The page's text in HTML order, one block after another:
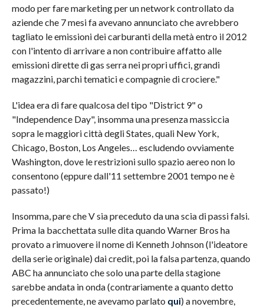
modo per fare marketing per un network controllato da
aziende che 7 mesi fa avevano annunciato che avrebbero
tagliato le emissioni dei carburanti della metà entro il 2012
con l'intento di arrivare a non contribuire affatto alle
emissioni dirette di gas serra nei propri uffici, grandi
magazzini, parchi tematici e compagnie di crociere."
L'idea era di fare qualcosa del tipo "District 9" o
"Independence Day", insomma una presenza massiccia
sopra le maggiori città degli States, quali New York,
Chicago, Boston, Los Angeles… escludendo ovviamente
Washington, dove le restrizioni sullo spazio aereo non lo
consentono (eppure dall'11 settembre 2001 tempo ne è
passato!)
Insomma, pare che V sia preceduto da una scia di passi falsi.
Prima la bacchettata sulle dita quando Warner Bros ha
provato a rimuovere il nome di Kenneth Johnson (l'ideatore
della serie originale) dai credit, poi la falsa partenza, quando
ABC ha annunciato che solo una parte della stagione
sarebbe andata in onda (contrariamente a quanto detto
precedentemente, ne avevamo parlato qui) a novembre,